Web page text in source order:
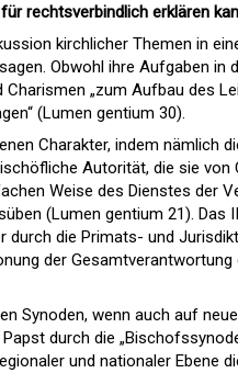
rechtsverbindlich erklären
kirchlicher Themen in
Obwohl ihre Aufgaben in
„zum Aufbau des
(Lumen gentium 30).
Charakter, indem nämlich
Autorität, die sie von
Weise des Dienstes der
(Lumen gentium 21). Das
durch die Primats- und
der
Synoden, wenn auch auf
durch die
und nationaler Ebene